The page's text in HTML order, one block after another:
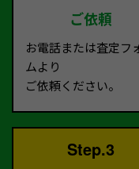
ご依頼
お電話または査定フ
ムより
ご依頼ください。
Step.3